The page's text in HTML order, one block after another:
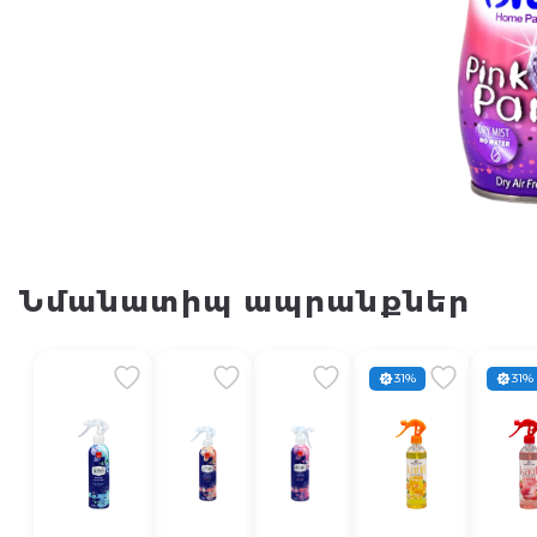
Նմանատիպ ապրանքներ
31% 31%